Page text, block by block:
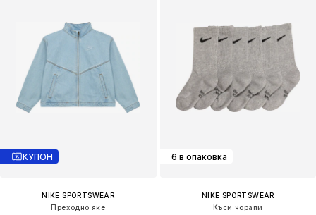
КУПОН
NIKE SPORTSWEAR
Преходно яке
6 в опаковка
NIKE SPORTSWEAR
Къси чорапи